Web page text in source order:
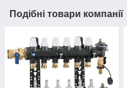
Подібні товари компанії